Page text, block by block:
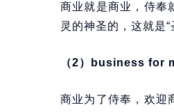
商业就是商业，侍奉
灵的神圣的，这就是“
（2）business for
商业为了侍奉，欢迎